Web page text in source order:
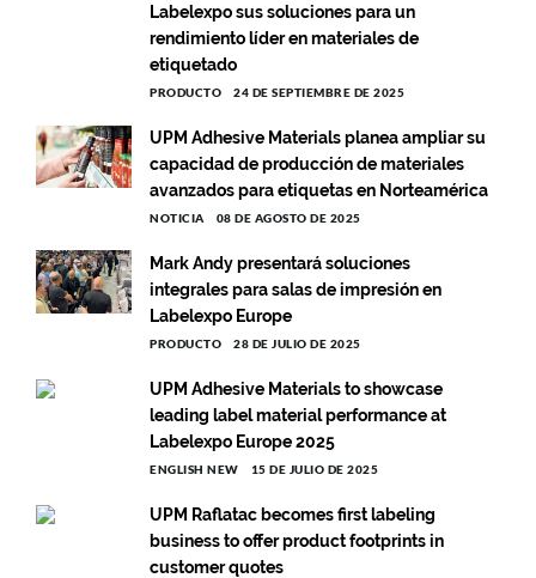
Labelexpo sus soluciones para un
rendimiento líder en materiales de
etiquetado
PRODUCTO 24 DE SEPTIEMBRE DE 2025
UPM Adhesive Materials planea ampliar su
capacidad de producción de materiales
avanzados para etiquetas en Norteamérica
NOTICIA 08 DE AGOSTO DE 2025
Mark Andy presentará soluciones
integrales para salas de impresión en
Labelexpo Europe
PRODUCTO 28 DE JULIO DE 2025
UPM Adhesive Materials to showcase
leading label material performance at
Labelexpo Europe 2025
ENGLISH NEW 15 DE JULIO DE 2025
UPM Raflatac becomes first labeling
business to offer product footprints in
customer quotes